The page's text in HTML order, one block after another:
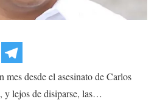
mes desde el asesinato de Carlos
y lejos de disiparse, las…